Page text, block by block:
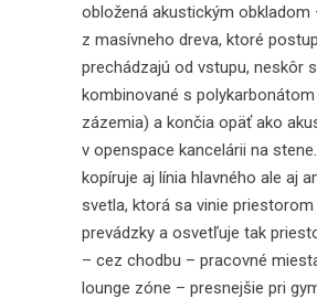
obložená akustickým obkladom
z masívneho dreva, ktoré
prechádzajú od vstupu, neskôr
kombinované s
zázemia) a končia opäť ako
v openspace kancelárii na
kopíruje aj línia hlavného ale aj
svetla, ktorá sa vinie
prevádzky a osvetľuje tak
– cez chodbu – pracovné
lounge zóne – presnejšie pri